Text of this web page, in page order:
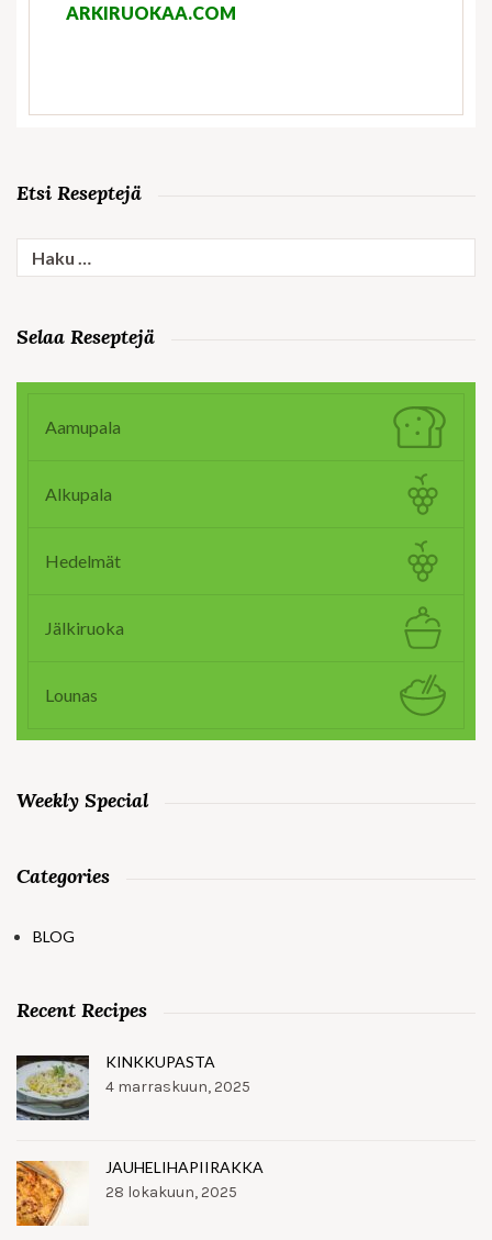
ARKIRUOKAA.COM
Etsi Reseptejä
Selaa Reseptejä
Aamupala
Alkupala
Hedelmät
Jälkiruoka
Lounas
Weekly Special
Categories
BLOG
Recent Recipes
KINKKUPASTA
4 marraskuun, 2025
JAUHELIHAPIIRAKKA
28 lokakuun, 2025